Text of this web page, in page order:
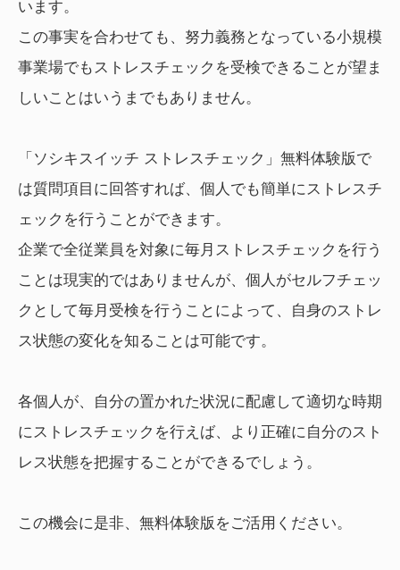
います。
この事実を合わせても、努力義務となっている小規模
事業場でもストレスチェックを受検できることが望ま
しいことはいうまでもありません。
「ソシキスイッチ ストレスチェック」無料体験版で
は質問項目に回答すれば、個人でも簡単にストレスチ
ェックを行うことができます。
企業で全従業員を対象に毎月ストレスチェックを行う
ことは現実的ではありませんが、個人がセルフチェッ
クとして毎月受検を行うことによって、自身のストレ
ス状態の変化を知ることは可能です。
各個人が、自分の置かれた状況に配慮して適切な時期
にストレスチェックを行えば、より正確に自分のスト
レス状態を把握することができるでしょう。
この機会に是非、無料体験版をご活用ください。